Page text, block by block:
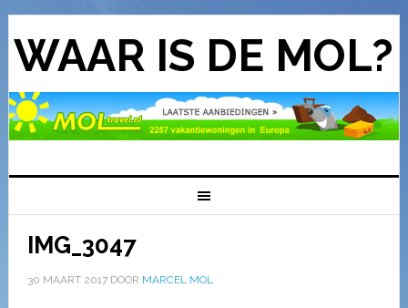
WAAR IS DE MOL?
IMG_3047
30 MAART 2017DOOR MARCEL MOL